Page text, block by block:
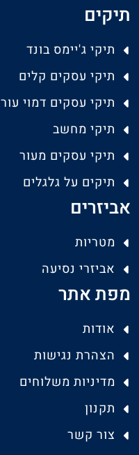
תיקים
תיקי ג'יימס בונד
תיקי עסקים קלים
תיקי עסקים דמוי עור
תיקי מחשב
תיקי עסקים מעור
תיקים על גלגלים
אביזרים
מטריות
אביזרי נסיעה
מפת אתר
אודות
הצהרת נגישות
מדיניות משלוחים
תקנון
צור קשר